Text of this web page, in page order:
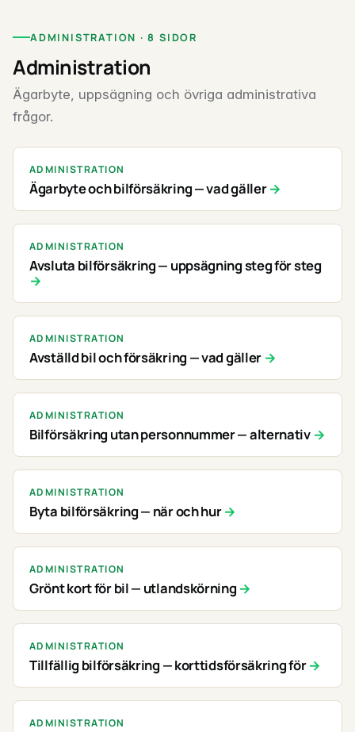
ADMINISTRATION · 8 SIDOR
Administration
Ägarbyte, uppsägning och övriga administrativa
frågor.
ADMINISTRATION
Ägarbyte och bilförsäkring — vad gäller
ADMINISTRATION
Avsluta bilförsäkring — uppsägning steg för steg
ADMINISTRATION
Avställd bil och försäkring — vad gäller
ADMINISTRATION
Bilförsäkring utan personnummer — alternativ
ADMINISTRATION
Byta bilförsäkring — när och hur
ADMINISTRATION
Grönt kort för bil — utlandskörning
ADMINISTRATION
Tillfällig bilförsäkring — korttidsförsäkring för
ADMINISTRATION